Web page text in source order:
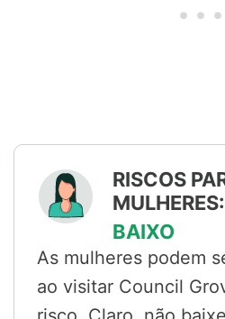
RISCOS
MULHERES:
BAIXO
As mulheres podem
ao visitar Council